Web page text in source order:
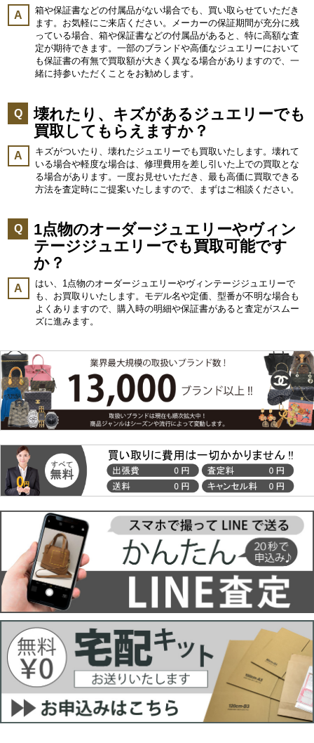
A
箱や保証書などの付属品がない場合でも、買い取らせていただき
ます。お気軽にご来店ください。メーカーの保証期間が充分に残
っている場合、箱や保証書などの付属品があると、特に高額な査
定が期待できます。一部のブランドや高価なジュエリーにおいて
も保証書の有無で買取額が大きく異なる場合がありますので、一
緒に持参いただくことをお勧めします。
Q
壊れたり、キズがあるジュエリーでも
買取してもらえますか？
A
キズがついたり、壊れたジュエリーでも買取いたします。壊れて
いる場合や軽度な場合は、修理費用を差し引いた上での買取とな
る場合があります。一度お見せいただき、最も高価に買取できる
方法を査定時にご提案いたしますので、まずはご相談ください。
Q
1点物のオーダージュエリーやヴィン
テージジュエリーでも買取可能です
か？
A
はい、1点物のオーダージュエリーやヴィンテージジュエリーで
も、お買取りいたします。モデル名や定価、型番が不明な場合も
よくありますので、購入時の明細や保証書があると査定がスムー
ズに進みます。